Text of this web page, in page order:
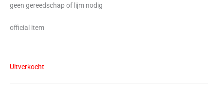
geen gereedschap of lijm nodig
official item
Uitverkocht